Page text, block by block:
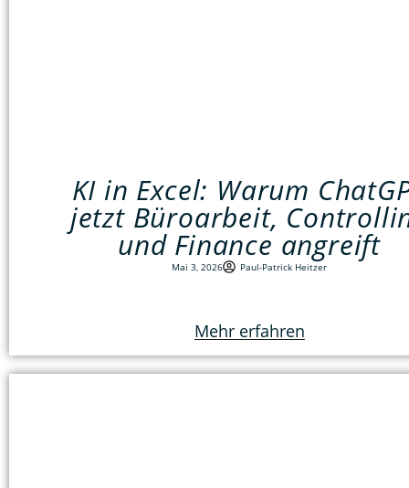
KI in Excel: Warum
jetzt Büroarbeit,
und Finance angreift
Mai 3, 2026 Paul-Patrick Heitzer
Mehr erfahren